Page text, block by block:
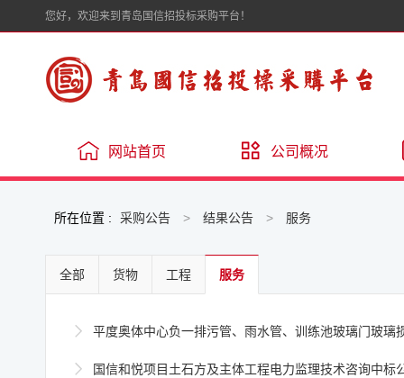
您好，欢迎来到青岛国信招投标采购平台！
网站首页 公司概况
所在位置 : 采购公告 > 结果公告 > 服务
全部 货物 工程 服务
 平度奥体中心负一排污管、雨水管、训练池玻璃门玻璃损坏维修项目中
 国信和悦项目土石方及主体工程电力监理技术咨询中标